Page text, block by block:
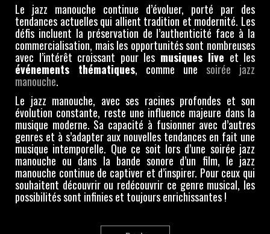
Le jazz manouche continue d’évoluer, porté par des
tendances actuelles qui allient tradition et modernité. Les
défis incluent la préservation de l’authenticité face à la
commercialisation, mais les opportunités sont nombreuses
avec l’intérêt croissant pour les musiques live et les
événements thématiques, comme une soirée jazz
manouche.
Le jazz manouche, avec ses racines profondes et son
évolution constante, reste une influence majeure dans la
musique moderne. Sa capacité à fusionner avec d’autres
genres et à s’adapter aux nouvelles tendances en fait une
musique intemporelle. Que ce soit lors d’une soirée jazz
manouche ou dans la bande sonore d’un film, le jazz
manouche continue de captiver et d’inspirer. Pour ceux qui
souhaitent découvrir ou redécouvrir ce genre musical, les
possibilités sont infinies et toujours enrichissantes !